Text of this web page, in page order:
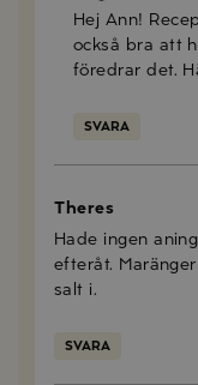
Hej Ann!
också bra att
föredrar det.
SVARA
Theres
Hade ingen
efteråt.
salt i.
SVARA